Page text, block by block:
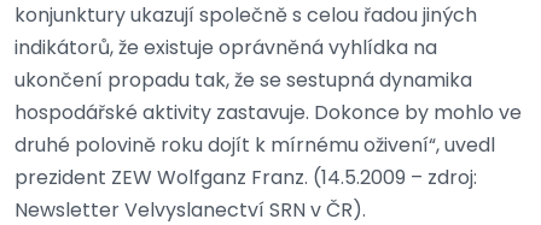
konjunktury ukazují společně s celou řadou jiných
indikátorů, že existuje oprávněná vyhlídka na
ukončení propadu tak, že se sestupná dynamika
hospodářské aktivity zastavuje. Dokonce by mohlo ve
druhé polovině roku dojít k mírnému oživení“, uvedl
prezident ZEW Wolfganz Franz. (14.5.2009 – zdroj:
Newsletter Velvyslanectví SRN v ČR).